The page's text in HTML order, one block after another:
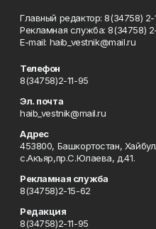
Главный редактор: 8(34758) 2-
Рекламная служба: 8(34758)
Е-mаil: haib_vestnik@mail.ru
Телефон
8(34758)2-11-95
Эл. почта
haib_vestnik@mail.ru
Адрес
453800, Башкортостан,
с.Акъяр,пр.С.Юлаева, д.41.
Рекламная служба
8(34758)2-15-62
Редакция
8(34758)2-11-95